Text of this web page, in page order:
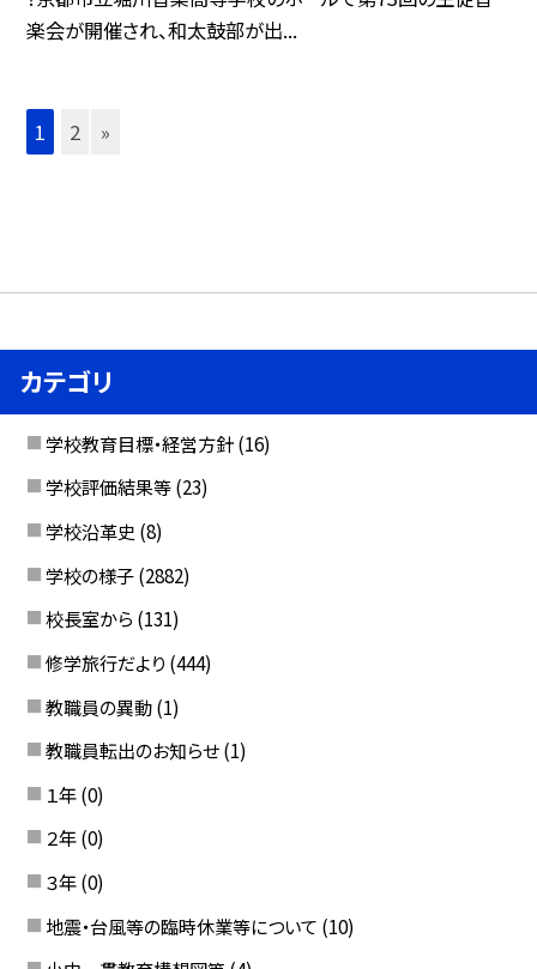
楽会が開催され、和太鼓部が出...
1 2 »
カテゴリ
学校教育目標・経営方針 (16)
学校評価結果等 (23)
学校沿革史 (8)
学校の様子 (2882)
校長室から (131)
修学旅行だより (444)
教職員の異動 (1)
教職員転出のお知らせ (1)
１年 (0)
２年 (0)
３年 (0)
地震・台風等の臨時休業等について (10)